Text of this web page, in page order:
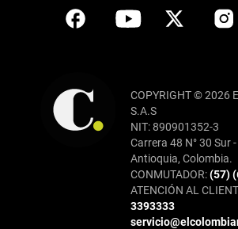
COPYRIGHT © 2026
S.A.S
NIT: 890901352-3
Carrera 48 N° 30 Sur
Antioquia, Colombia.
CONMUTADOR:(57)
ATENCIÓN AL
3393333